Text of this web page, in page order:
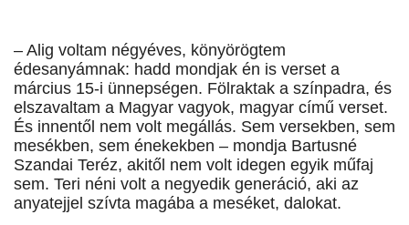
– Alig voltam négyéves, könyörögtem
édesanyámnak: hadd mondjak én is verset a
március 15-i ünnepségen. Fölraktak a színpadra, és
elszavaltam a Magyar vagyok, magyar című verset.
És innentől nem volt megállás. Sem versekben, sem
mesékben, sem énekekben – mondja Bartusné
Szandai Teréz, akitől nem volt idegen egyik műfaj
sem. Teri néni volt a negyedik generáció, aki az
anyatejjel szívta magába a meséket, dalokat.